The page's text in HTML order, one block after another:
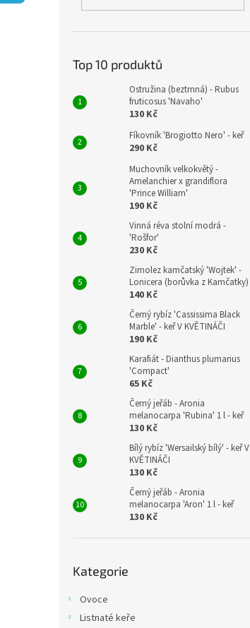
Top 10 produktů
Ostružina (beztrnná) - Rubus
fruticosus 'Navaho'
130 Kč
Fíkovník 'Brogiotto Nero' - keř
290 Kč
Muchovník velkokvětý -
Amelanchier x grandiflora
'Prince William'
190 Kč
Vinná réva stolní modrá -
'Rošfor'
230 Kč
Zimolez kamčatský 'Wojtek' -
Lonicera (borůvka z Kamčatky)
140 Kč
Černý rybíz 'Cassissima Black
Marble' - keř V KVĚTINÁČI
190 Kč
Karafiát - Dianthus plumarius
'Compact'
65 Kč
Černý jeřáb - Aronia
melanocarpa 'Rubina' 1 l - keř
130 Kč
Bílý rybíz 'Wersailský bílý' - keř V
KVĚTINÁČI
130 Kč
Černý jeřáb - Aronia
melanocarpa 'Aron' 1 l - keř
130 Kč
kategorie
Kategorie
Ovoce
Listnaté keře